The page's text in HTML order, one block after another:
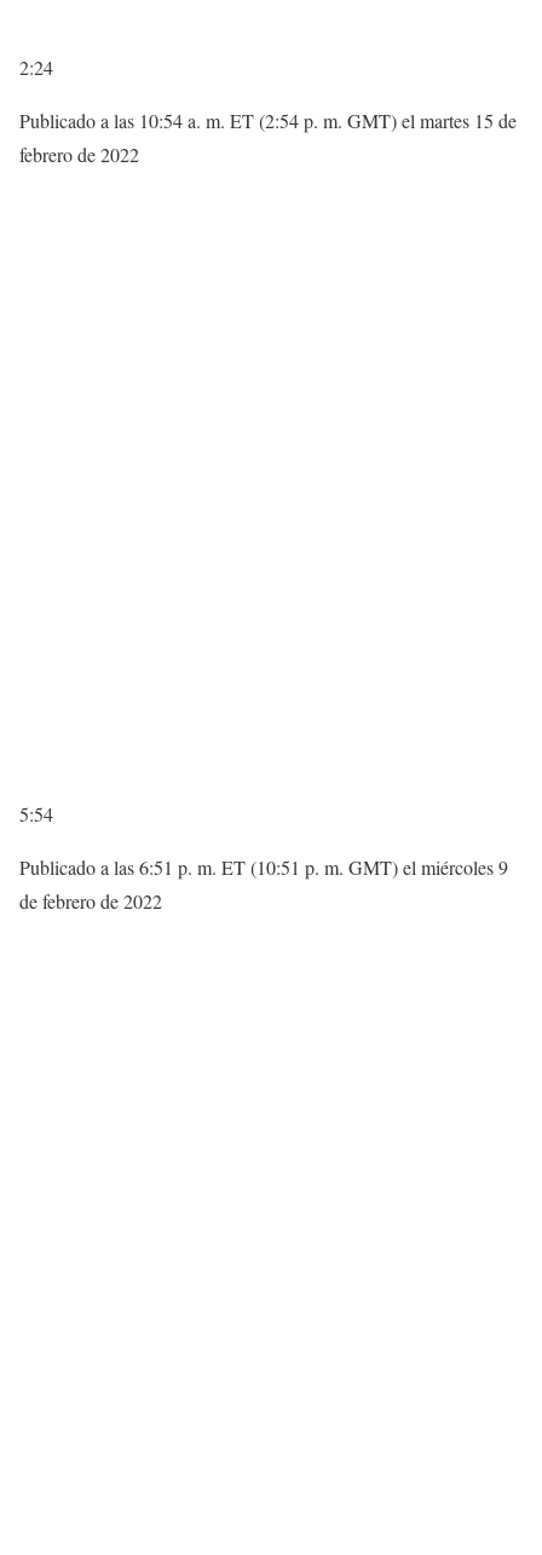
2:24
Publicado a las 10:54 a. m. ET (2:54 p. m. GMT) el martes 15 de
febrero de 2022
5:54
Publicado a las 6:51 p. m. ET (10:51 p. m. GMT) el miércoles 9
de febrero de 2022